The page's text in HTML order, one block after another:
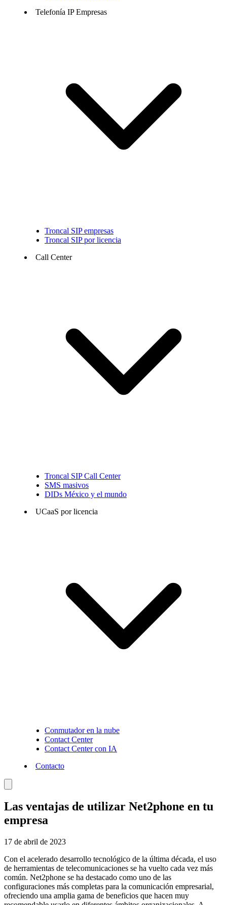
Telefonía IP Empresas
Troncal SIP empresas
Troncal SIP por licencia
Call Center
Troncal SIP Call Center
SMS masivos
DIDs México y el mundo
UCaaS por licencia
Conmutador en la nube
Contact Center
Contact Center con IA
Contacto
Las ventajas de utilizar Net2phone en tu
empresa
17 de abril de 2023
Con el acelerado desarrollo tecnológico de la última década, el uso
de herramientas de telecomunicaciones se ha vuelto cada vez más
común. Net2phone se ha destacado como uno de las
configuraciones más completas para la comunicación empresarial,
ofreciendo una amplia gama de beneficios que hacen muy